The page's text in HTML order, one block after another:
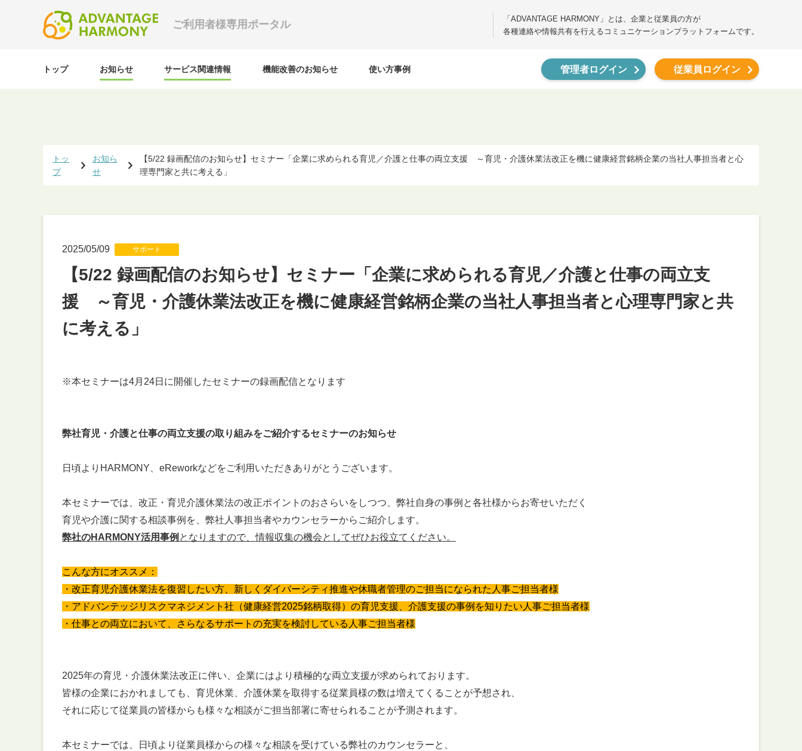
ご利用者様専用ポータル
「ADVANTAGE HARMONY」とは、企業と従業員の方が
各種連絡や情報共有を行えるコミュニケーションプラットフォームです。
トップ お知らせ サービス関連情報 機能改善のお知らせ 使い方事例 管理者ログイン 従業員ログイン
トッ
プ
お知ら
せ
【5/22 録画配信のお知らせ】セミナー「企業に求められる育児／介護と仕事の両立支援 ～育児・介護休業法改正を機に健康経営銘柄企業の当社人事担当者と心
理専門家と共に考える」
2025/05/09 サポート
【5/22 録画配信のお知らせ】セミナー「企業に求められる育児／介護と仕事の両立支
援 ～育児・介護休業法改正を機に健康経営銘柄企業の当社人事担当者と心理専門家と共
に考える」
※本セミナーは4月24日に開催したセミナーの録画配信となります
弊社育児・介護と仕事の両立支援の取り組みをご紹介するセミナーのお知らせ
日頃よりHARMONY、eReworkなどをご利用いただきありがとうございます。
本セミナーでは、改正・育児介護休業法の改正ポイントのおさらいをしつつ、弊社自身の事例と各社様からお寄せいただく
育児や介護に関する相談事例を、弊社人事担当者やカウンセラーからご紹介します。
弊社のHARMONY活用事例 となりますので、情報収集の機会としてぜひお役立てください。
こんな方にオススメ：
・改正育児介護休業法を復習したい方、新しくダイバーシティ推進や休職者管理のご担当になられた人事ご担当者様
・アドバンテッジリスクマネジメント社（健康経営2025銘柄取得）の育児支援、介護支援の事例を知りたい人事ご担当者様
・仕事との両立において、さらなるサポートの充実を検討している人事ご担当者様
2025年の育児・介護休業法改正に伴い、企業にはより積極的な両立支援が求められております。
皆様の企業におかれましても、育児休業、介護休業を取得する従業員様の数は増えてくることが予想され、
それに応じて従業員の皆様からも様々な相談がご担当部署に寄せられることが予測されます。
本セミナーでは、日頃より従業員様からの様々な相談を受けている弊社のカウンセラーと、